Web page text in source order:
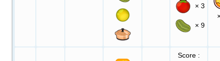
× 3
× 9
Score :